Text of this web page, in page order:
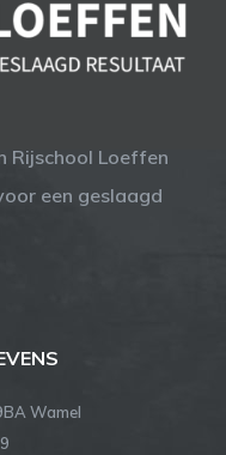
Rijschool Loeffen
een geslaagd
Wamel